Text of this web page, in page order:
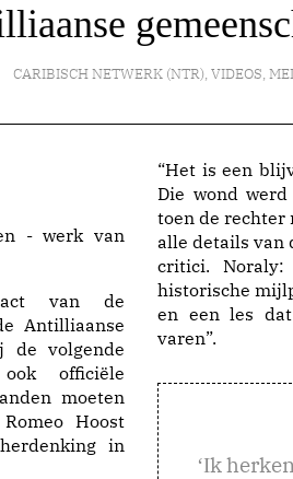
CARIBISCH NETWERK (NTR),VIDEOS,
- werk van
van de
Antilliaanse
de volgende
officiële
moeten
Hoost
in
“Het is een
Die wond
toen de rechter
alle details van
critici.
historische
en een les
varen”.
‘Ik